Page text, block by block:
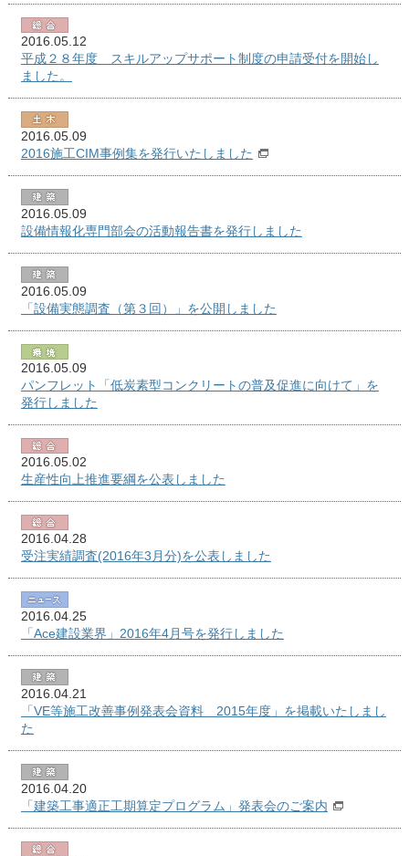
2016.05.12
平成２８年度 スキルアップサポート制度の申請受付を開始し
ました。
2016.05.09
2016施工CIM事例集を発行いたしました
2016.05.09
設備情報化専門部会の活動報告書を発行しました
2016.05.09
「設備実態調査（第３回）」を公開しました
2016.05.09
パンフレット「低炭素型コンクリートの普及促進に向けて」を
発行しました
2016.05.02
生産性向上推進要綱を公表しました
2016.04.28
受注実績調査(2016年3月分)を公表しました
2016.04.25
「Ace建設業界」2016年4月号を発行しました
2016.04.21
「VE等施工改善事例発表会資料 2015年度」を掲載いたしまし
た
2016.04.20
「建築工事適正工期算定プログラム」発表会のご案内